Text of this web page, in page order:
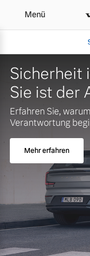
Menü
Aktuelle
Volvo
Über uns
Unser Team
Sicherheit
Sie ist der
Erfahren Sie,
Verantwortung
Mehr erfahren